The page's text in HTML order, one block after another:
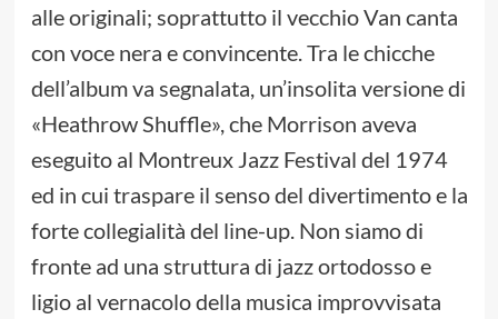
alle originali; soprattutto il vecchio Van canta
con voce nera e convincente. Tra le chicche
dell’album va segnalata, un’insolita versione di
«Heathrow Shuffle», che Morrison aveva
eseguito al Montreux Jazz Festival del 1974
ed in cui traspare il senso del divertimento e la
forte collegialità del line-up. Non siamo di
fronte ad una struttura di jazz ortodosso e
ligio al vernacolo della musica improvvisata